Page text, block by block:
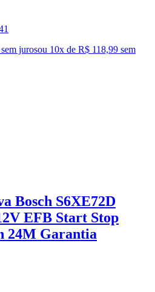
jurosou 10x de R$ 118,99 sem
Bosch S6XE72D
EFB Start Stop
24M Garantia